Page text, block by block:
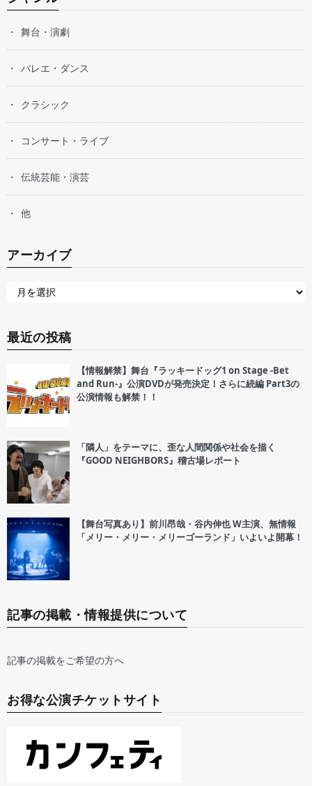
舞台・演劇
バレエ・ダンス
クラシック
コンサート・ライブ
伝統芸能・演芸
他
アーカイブ
最近の投稿
【情報解禁】舞台『ラッキードッグ1 on Stage -Bet
and Run-』公演DVDが発売決定！さらに続編 Part3の
公演情報も解禁！！
「隣人」をテーマに、歪な人間関係や社会を描く
『GOOD NEIGHBORS』稽古場レポート
【舞台写真あり】前川昂哉・谷内伸也 W主演、無情報
「メリー・メリー・メリーゴーランド」いよいよ開幕！
記事の掲載・情報提供について
記事の掲載をご希望の方へ
お得な公演チケットサイト